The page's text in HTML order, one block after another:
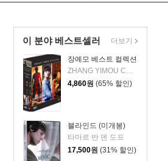
이 분야 베스트셀러
장예모 베스트 컬렉션
ZHANG YIMOU COLLECTION
4,860원 (65% 할인)
블라인드 (미개봉)
타마르 반 덴 도프
17,500원 (31% 할인)
더보기